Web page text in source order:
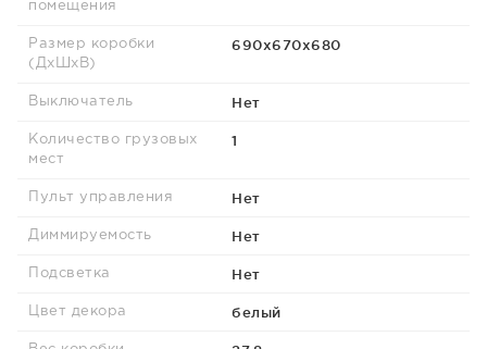
помещения
Размер коробки
(ДхШхВ)
690х670х680
Выключатель Нет
Количество грузовых
мест
1
Пульт управления Нет
Диммируемость Нет
Подсветка Нет
Цвет декора белый